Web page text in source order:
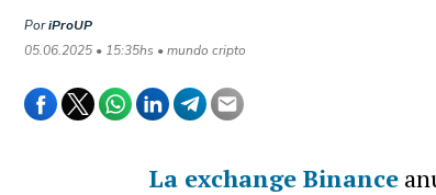
PoriProUP
05.06.2025 • 15:35hs • mundo cripto
La exchange Binance